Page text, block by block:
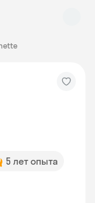
5 лет опыта